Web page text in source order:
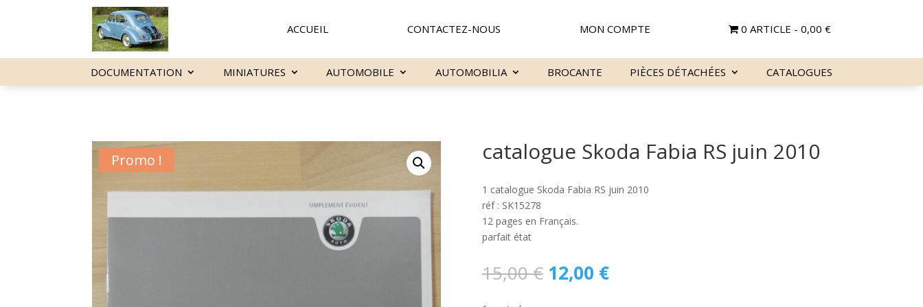
ACCUEIL CONTACTEZ-NOUS MON COMPTE 0 ARTICLE 0,00 €
DOCUMENTATION MINIATURES AUTOMOBILE AUTOMOBILIA BROCANTE PIÈCES DÉTACHÉES CATALOGUES
Promo ! catalogue Skoda Fabia RS juin 2010
1 catalogue Skoda Fabia RS juin 2010
réf : SK15278
12 pages en Français.
parfait état
15,00€ Le
prix
12,00 €Le
prix